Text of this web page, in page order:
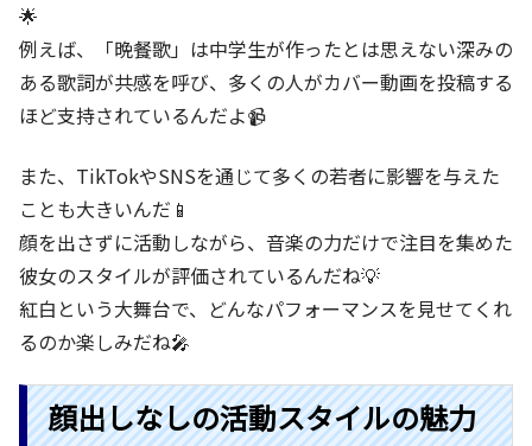
🌟
例えば、「晩餐歌」は中学生が作ったとは思えない深みの
ある歌詞が共感を呼び、多くの人がカバー動画を投稿する
ほど支持されているんだよ📹
また、TikTokやSNSを通じて多くの若者に影響を与えた
ことも大きいんだ📱
顔を出さずに活動しながら、音楽の力だけで注目を集めた
彼女のスタイルが評価されているんだね💡
紅白という大舞台で、どんなパフォーマンスを見せてくれ
るのか楽しみだね🎤
顔出しなしの活動スタイルの魅力